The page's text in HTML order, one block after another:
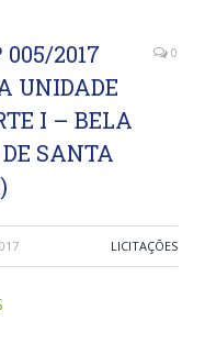
005/2017
UNIDADE
I – BELA
SANTA
0
LICITAÇÕES